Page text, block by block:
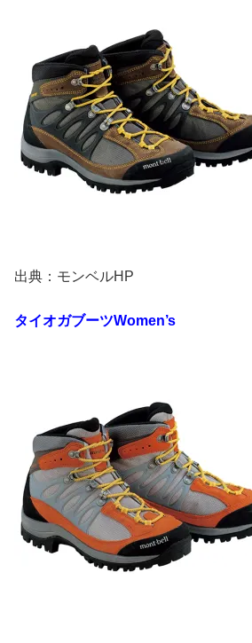
出典：モンベルHP
タイオガブーツWomen’s